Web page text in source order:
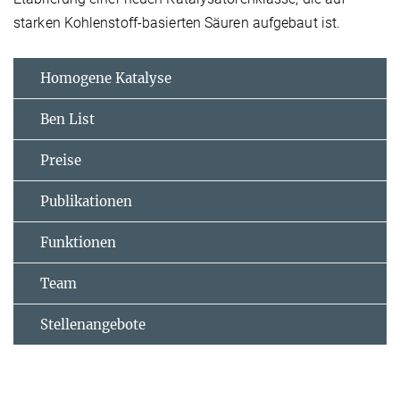
starken Kohlenstoff-basierten Säuren aufgebaut ist.
Homogene Katalyse
Ben List
Preise
Publikationen
Funktionen
Team
Stellenangebote